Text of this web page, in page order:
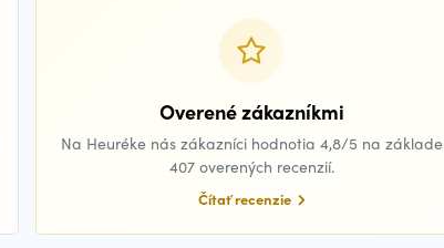
Overené zákazníkmi
Na Heuréke nás zákazníci hodnotia 4,8/5 na základe
407 overených recenzií.
Čítať recenzie